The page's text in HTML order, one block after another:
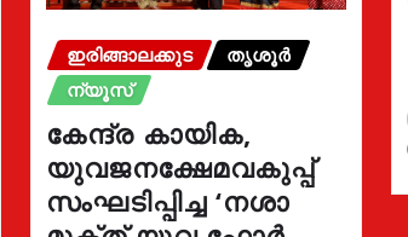
ഇരിങ്ങാലക്കുട
തൃശൂർ
ന്യൂസ്
കേന്ദ്ര കായിക,
യുവജനക്ഷേമവകുപ്പ്
സംഘടിപ്പിച്ച ‘നശാ